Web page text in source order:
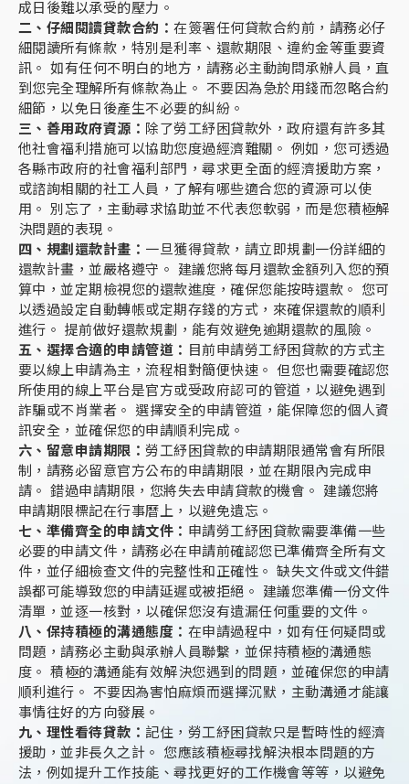
成日後難以承受的壓力。
二、仔細閱讀貸款合約：在簽署任何貸款合約前，請務必仔
細閱讀所有條款，特別是利率、還款期限、違約金等重要資
訊。 如有任何不明白的地方，請務必主動詢問承辦人員，直
到您完全理解所有條款為止。 不要因為急於用錢而忽略合約
細節，以免日後產生不必要的糾紛。
三、善用政府資源： 除了勞工紓困貸款外，政府還有許多其
他社會福利措施可以協助您度過經濟難關。 例如，您可透過
各縣市政府的社會福利部門，尋求更全面的經濟援助方案，
或諮詢相關的社工人員，了解有哪些適合您的資源可以使
用。 別忘了，主動尋求協助並不代表您軟弱，而是您積極解
決問題的表現。
四、規劃還款計畫： 一旦獲得貸款，請立即規劃一份詳細的
還款計畫，並嚴格遵守。 建議您將每月還款金額列入您的預
算中，並定期檢視您的還款進度，確保您能按時還款。 您可
以透過設定自動轉帳或定期存錢的方式，來確保還款的順利
進行。 提前做好還款規劃，能有效避免逾期還款的風險。
五、選擇合適的申請管道： 目前申請勞工紓困貸款的方式主
要以線上申請為主，流程相對簡便快速。 但您也需要確認您
所使用的線上平台是官方或受政府認可的管道，以避免遇到
詐騙或不肖業者。 選擇安全的申請管道，能保障您的個人資
訊安全，並確保您的申請順利完成。
六、留意申請期限：勞工紓困貸款的申請期限通常會有所限
制，請務必留意官方公布的申請期限，並在期限內完成申
請。 錯過申請期限，您將失去申請貸款的機會。 建議您將
申請期限標記在行事曆上，以避免遺忘。
七、準備齊全的申請文件： 申請勞工紓困貸款需要準備一些
必要的申請文件，請務必在申請前確認您已準備齊全所有文
件，並仔細檢查文件的完整性和正確性。 缺失文件或文件錯
誤都可能導致您的申請延遲或被拒絕。 建議您準備一份文件
清單，並逐一核對，以確保您沒有遺漏任何重要的文件。
八、保持積極的溝通態度： 在申請過程中，如有任何疑問或
問題，請務必主動與承辦人員聯繫，並保持積極的溝通態
度。 積極的溝通能有效解決您遇到的問題，並確保您的申請
順利進行。 不要因為害怕麻煩而選擇沉默，主動溝通才能讓
事情往好的方向發展。
九、理性看待貸款： 記住，勞工紓困貸款只是暫時性的經濟
援助，並非長久之計。 您應該積極尋找解決根本問題的方
法，例如提升工作技能、尋找更好的工作機會等等，以避免